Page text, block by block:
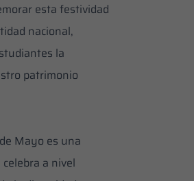
esta festividad
nacional,
la
patrimonio
Mayo es una
a nivel